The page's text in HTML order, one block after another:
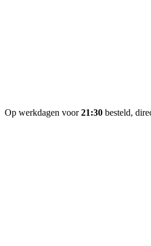
Op werkdagen voor21:30 besteld,